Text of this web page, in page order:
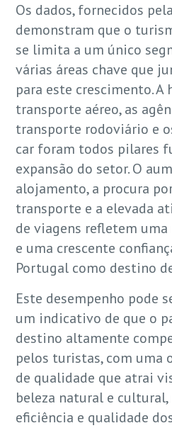
Os dados, fornecidos
demonstram que o
se limita a um único
várias áreas chave que
para este crescimento. A
transporte aéreo, as
transporte rodoviário e
car foram todos pilares
expansão do setor. O
alojamento, a procura
transporte e a elevada
de viagens refletem
e uma crescente
Portugal como destino
Este desempenho pode
um indicativo de que o
destino altamente
pelos turistas, com uma
de qualidade que atrai
beleza natural e
eficiência e qualidade